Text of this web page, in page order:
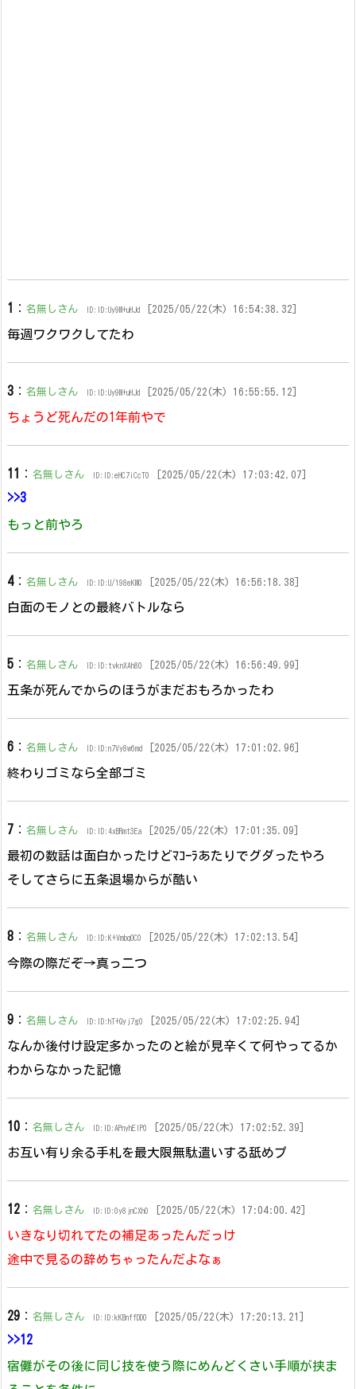
1 ： 名無しさん ID:ID:Uy9M+uHJd [2025/05/22(木) 16:54:38.32]
毎週ワクワクしてたわ
3 ： 名無しさん ID:ID:Uy9M+uHJd [2025/05/22(木) 16:55:55.12]
ちょうど死んだの1年前やで
11 ： 名無しさん ID:ID:eHC7iCcT0 [2025/05/22(木) 17:03:42.07]
>>3
もっと前やろ
4： 名無しさん ID:ID:U/198eKM0 [2025/05/22(木) 16:56:18.38]
白面のモノとの最終バトルなら
5 ： 名無しさん ID:ID:tvknXAh80 [2025/05/22(木) 16:56:49.99]
五条が死んでからのほうがまだおもろかったわ
6 ： 名無しさん ID:ID:n7Vy8w6md [2025/05/22(木) 17:01:02.96]
終わりゴミなら全部ゴミ
7 ： 名無しさん ID:ID:4xBRmt3Ea [2025/05/22(木) 17:01:35.09]
最初の数話は面白かったけどﾏｺｰﾗあたりでグダったやろ
そしてさらに五条退場からが酷い
8 ： 名無しさん ID:ID:K+VmbqOC0 [2025/05/22(木) 17:02:13.54]
今際の際だぞ→真っ二つ
9 ： 名無しさん ID:ID:hT+Qyj7g0 [2025/05/22(木) 17:02:25.94]
なんか後付け設定多かったのと絵が見辛くて何やってるか
わからなかった記憶
10 ： 名無しさん ID:ID:APnyhElP0 [2025/05/22(木) 17:02:52.39]
お互い有り余る手札を最大限無駄遣いする舐めプ
12 ： 名無しさん ID:ID:0y8jnCXh0 [2025/05/22(木) 17:04:00.42]
いきなり切れてたの補足あったんだっけ
途中で見るの辞めちゃったんだよなぁ
29 ： 名無しさん ID:ID:kKBnffDD0 [2025/05/22(木) 17:20:13.21]
>>12
宿儺がその後に同じ技を使う際にめんどくさい手順が挟ま